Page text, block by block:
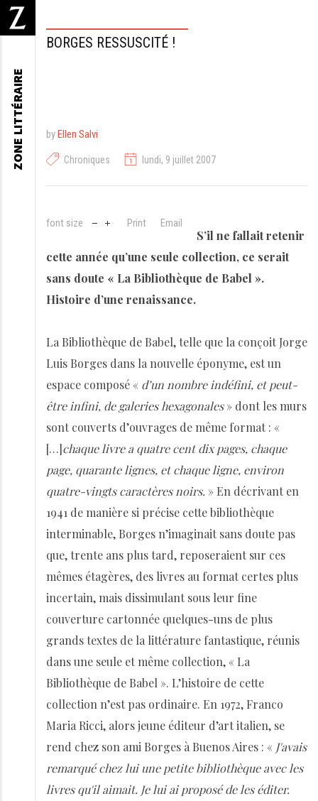
BORGES RESSUSCITÉ !
byEllen Salvi
Chroniques lundi, 9 juillet 2007
font size Print Email
S’il ne fallait retenir
cette année qu’une seule collection, ce serait
sans doute « La Bibliothèque de Babel ».
Histoire d’une renaissance.
La Bibliothèque de Babel, telle que la conçoit Jorge
Luis Borges dans la nouvelle éponyme, est un
espace composé « d’un nombre indéfini, et peut-
être infini, de galeries hexagonales» dont les murs
sont couverts d’ouvrages de même format : «
[…]chaque livre a quatre cent dix pages, chaque
page, quarante lignes, et chaque ligne, environ
quatre-vingts caractères noirs. » En décrivant en
1941 de manière si précise cette bibliothèque
interminable, Borges n’imaginait sans doute pas
que, trente ans plus tard, reposeraient sur ces
mêmes étagères, des livres au format certes plus
incertain, mais dissimulant sous leur fine
couverture cartonnée quelques-uns de plus
grands textes de la littérature fantastique, réunis
dans une seule et même collection, « La
Bibliothèque de Babel ». L’histoire de cette
collection n’est pas ordinaire. En 1972, Franco
Maria Ricci, alors jeune éditeur d’art italien, se
rend chez son ami Borges à Buenos Aires : « J'avais
remarqué chez lui une petite bibliothèque avec les
livres qu'il aimait. Je lui ai proposé de les éditer.
ZONE LITTÉRAIRE